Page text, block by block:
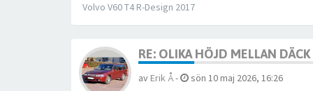
Volvo V60 T4 R-Design 2017
RE: OLIKA HÖJD MELLAN
av Erik Å- sön 10 maj 2026, 16:26